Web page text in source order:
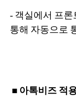
- 객실에서 프
통해 자동으로
■ 아톡비즈 적